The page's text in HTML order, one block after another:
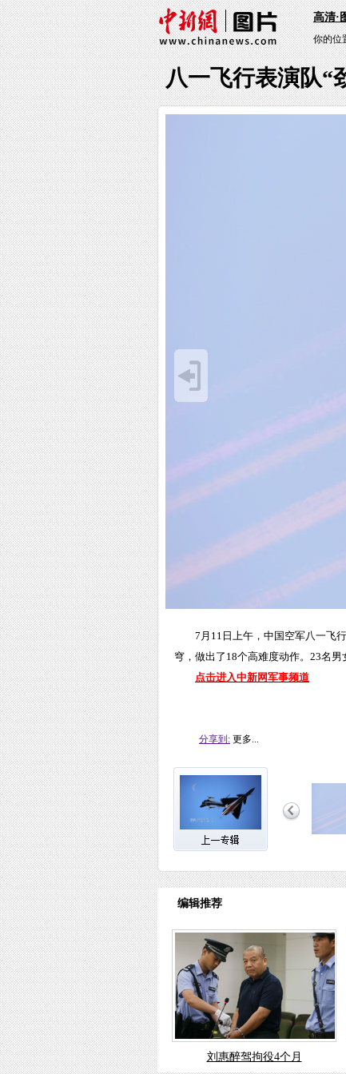
高清·
你的位
八一飞行表演队“
7月11日上午，中国空军八一飞
穹，做出了18个高难度动作。23名
点击进入中新网军事频道
分享到: 更多...
编辑推荐
刘惠醉驾拘役4个月